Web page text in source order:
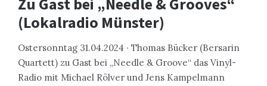
(Lokalradio Münster)
Ostersonntag 31.04.2024 · Thomas Bücker (Bersarin
Quartett) zu Gast bei „Needle & Groove“ das Vinyl-
Radio mit Michael Rölver und Jens Kampelmann